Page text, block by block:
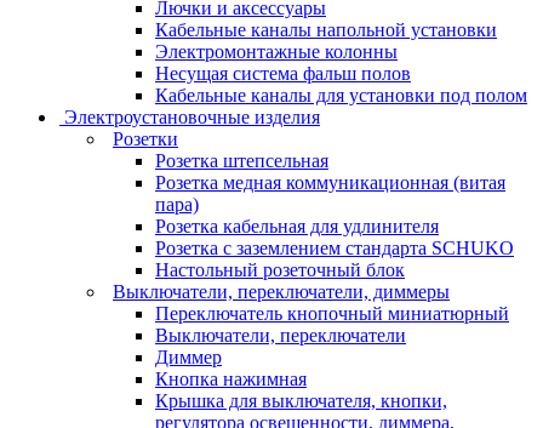
Лючки и аксессуары
Кабельные каналы напольной установки
Электромонтажные колонны
Несущая система фальш полов
Кабельные каналы для установки под полом
Электроустановочные изделия
Розетки
Розетка штепсельная
Розетка медная коммуникационная (витая
пара)
Розетка кабельная для удлинителя
Розетка с заземлением стандарта SCHUKO
Настольный розеточный блок
Выключатели, переключатели, диммеры
Переключатель кнопочный миниатюрный
Выключатели, переключатели
Диммер
Кнопка нажимная
Крышка для выключателя, кнопки,
регулятора освещенности, диммера,